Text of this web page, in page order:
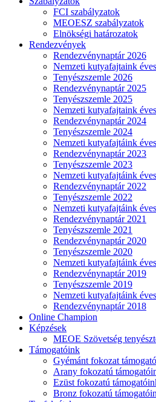
FCI szabályzatok
MEOESZ szabályzatok
Elnökségi határozatok
Rendezvények
Rendezvénynaptár 2026
Nemzeti kutyafajtaink
Tenyészszemle 2026
Rendezvénynaptár 2025
Tenyészszemle 2025
Nemzeti kutyafajtaink
Rendezvénynaptár 2024
Tenyészszemle 2024
Nemzeti kutyafajtáink
Rendezvénynaptár 2023
Tenyészszemle 2023
Nemzeti kutyafajtáink
Rendezvénynaptár 2022
Tenyészszemle 2022
Nemzeti kutyafajtáink
Rendezvénynaptár 2021
Tenyészszemle 2021
Rendezvénynaptár 2020
Tenyészszemle 2020
Nemzeti kutyafajtáink
Rendezvénynaptár 2019
Tenyészszemle 2019
Nemzeti kutyafajtáink
Rendezvénynaptár 2018
Online Champion
Képzések
MEOE Szövetség
Támogatóink
Gyémánt fokozat
Arany fokozatú
Ezüst fokozatú
Bronz fokozatú